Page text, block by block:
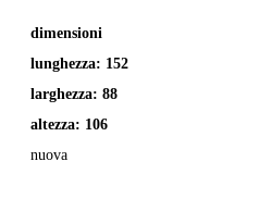
dimensioni
lunghezza: 152
larghezza: 88
altezza: 106
nuova